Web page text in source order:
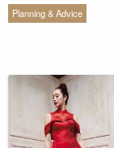
Planning & Advice